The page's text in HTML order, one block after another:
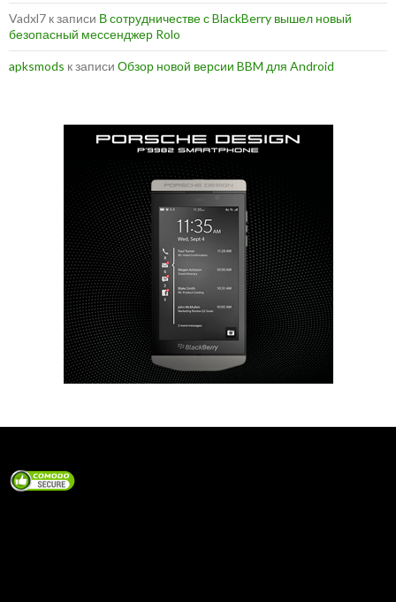
Vadxl7 к записи В сотрудничестве с BlackBerry вышел новый
безопасный мессенджер Rolo
apksmods к записи Обзор новой версии BBM для Android